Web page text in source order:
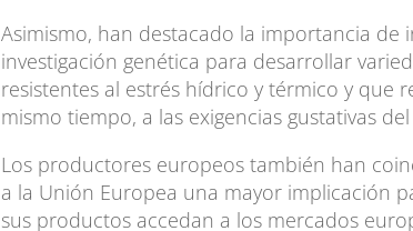
Asimismo, han destacado la importancia de
investigación genética para desarrollar
resistentes al estrés hídrico y térmico y que
mismo tiempo, a las exigencias gustativas
Los productores europeos también han
a la Unión Europea una mayor implicación
sus productos accedan a los mercados